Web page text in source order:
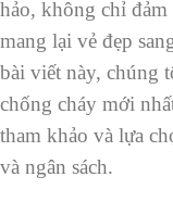
hảo, không chỉ đảm
mang lại vẻ đẹp
bài viết này, chúng
chống cháy mới
tham khảo và lựa
và ngân sách.